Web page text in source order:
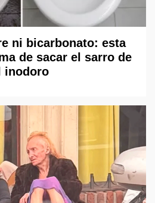
ni bicarbonato: esta
de sacar el sarro de
inodoro